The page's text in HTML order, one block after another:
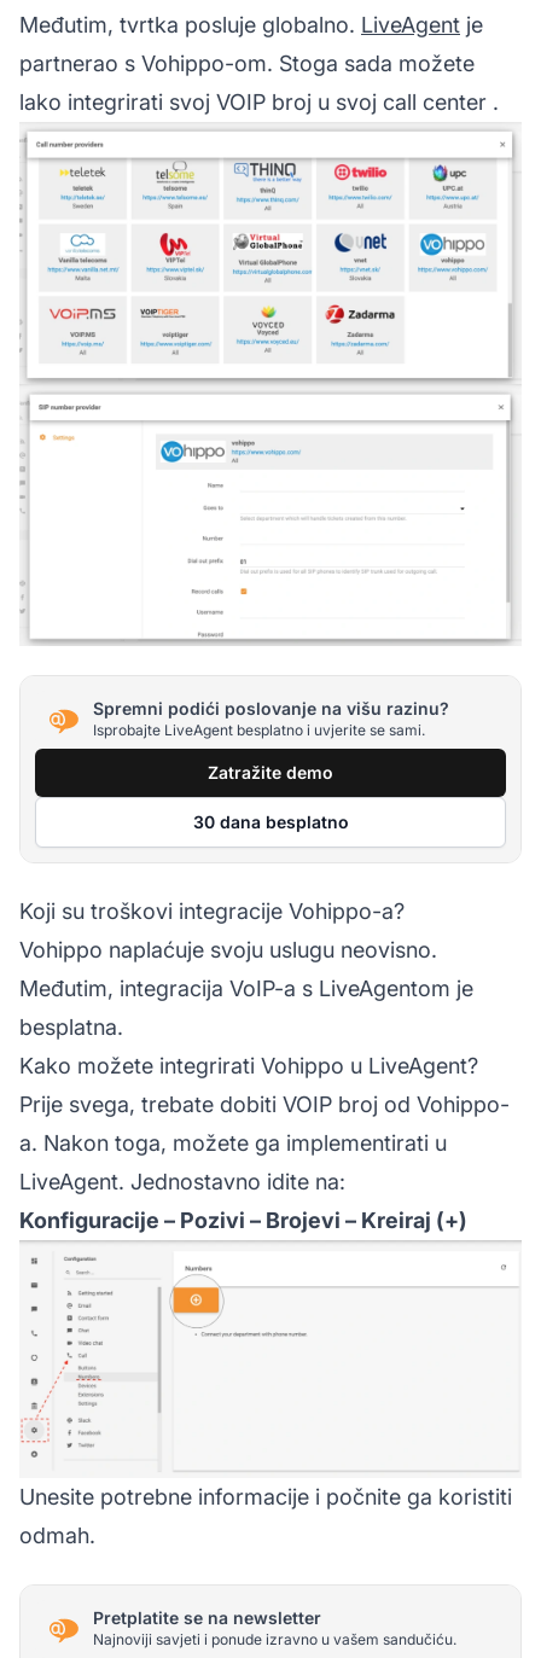
Međutim, tvrtka posluje globalno. LiveAgent je
partnerao s Vohippo-om. Stoga sada možete
lako integrirati svoj VOIP broj u svoj call center .
Spremni podići poslovanje na višu razinu?
Isprobajte LiveAgent besplatno i uvjerite se sami.
Zatražite demo
30 dana besplatno
Koji su troškovi integracije Vohippo-a?
Vohippo naplaćuje svoju uslugu neovisno.
Međutim, integracija VoIP-a s LiveAgentom je
besplatna.
Kako možete integrirati Vohippo u LiveAgent?
Prije svega, trebate dobiti VOIP broj od Vohippo-
a. Nakon toga, možete ga implementirati u
LiveAgent. Jednostavno idite na:
Konfiguracije – Pozivi – Brojevi – Kreiraj (+)
Unesite potrebne informacije i počnite ga koristiti
odmah.
Pretplatite se na newsletter
Najnoviji savjeti i ponude izravno u vašem sandučiću.